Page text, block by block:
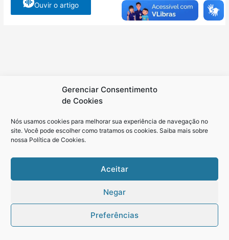
Gerenciar Consentimento
de Cookies
Nós usamos cookies para melhorar sua experiência de navegação no
site. Você pode escolher como tratamos os cookies. Saiba mais sobre
nossa Política de Cookies.
Aceitar
Negar
Preferências
Ouvir o artigo
Política de Cookies
Copyright © 2026 Academia Vai ao Cárcere